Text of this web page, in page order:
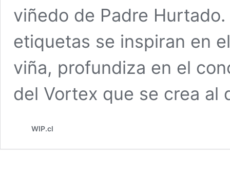
viñedo de Padre
etiquetas se inspiran en
viña, profundiza en el
del Vortex que se crea
WIP.cl